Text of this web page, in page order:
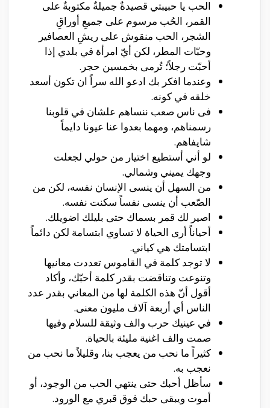
الحب يا حبيبتي قصيدةٌ جميلةٌ مكتوبةٌ على
القمر، الحُب مرسوم على جميعِ أوراقِ
الشجر، الحب منقوش على ريشِ العصافير
وحبّات المطر، لكن أيّ امرأة في بلدي إذا
أحبّت رجلاً؛ تُرمى بخمسين حجر.
وعندما افكر بك ادعو الله سراً ان تكون أسعد
خلقه في كونه.
فى ناس صعب ننساهم علشان في قلوبنا
رسمناهم، ومهما بعدوا عنا عيونا دايماً
شايفاهم.
لو أني أستطيع اختيار من حولي لجعلت
وجهك يميني وشمالي.
من السهل أن ينسى الإنسان نفسه، لكن من
الصّعب أن ينسى نفساً سكنت نفسه.
اصير لك قمر بسماك حتى بليلك اضويلك.
أحياناً أرى الحياة لا تساوي ابتسامة لكن دائماً
ابتسامتك هي كياني.
لا توجد كلمة في القاموس تعددت معانيها
وتنوعت وتناقضت بقدر كلمة أحبّك، وأكاد
أقول أنّ هذه الكلمة لها من المعاني بقدر عدد
الناس أي أربعة آلاف مليون معنى.
في عينيك حرب والف وثيقة للسلام وفيها
صمت والف اغنية مليئة بالحياة.
كثيراً ما نحب من يعجب بنا، وقليلاً ما نحب من
نعجب به.
سأظل أحبك حتى ينتهي الحب من الوجود، أو
أموت ويبقى حبك فوق قبري مع الورود.